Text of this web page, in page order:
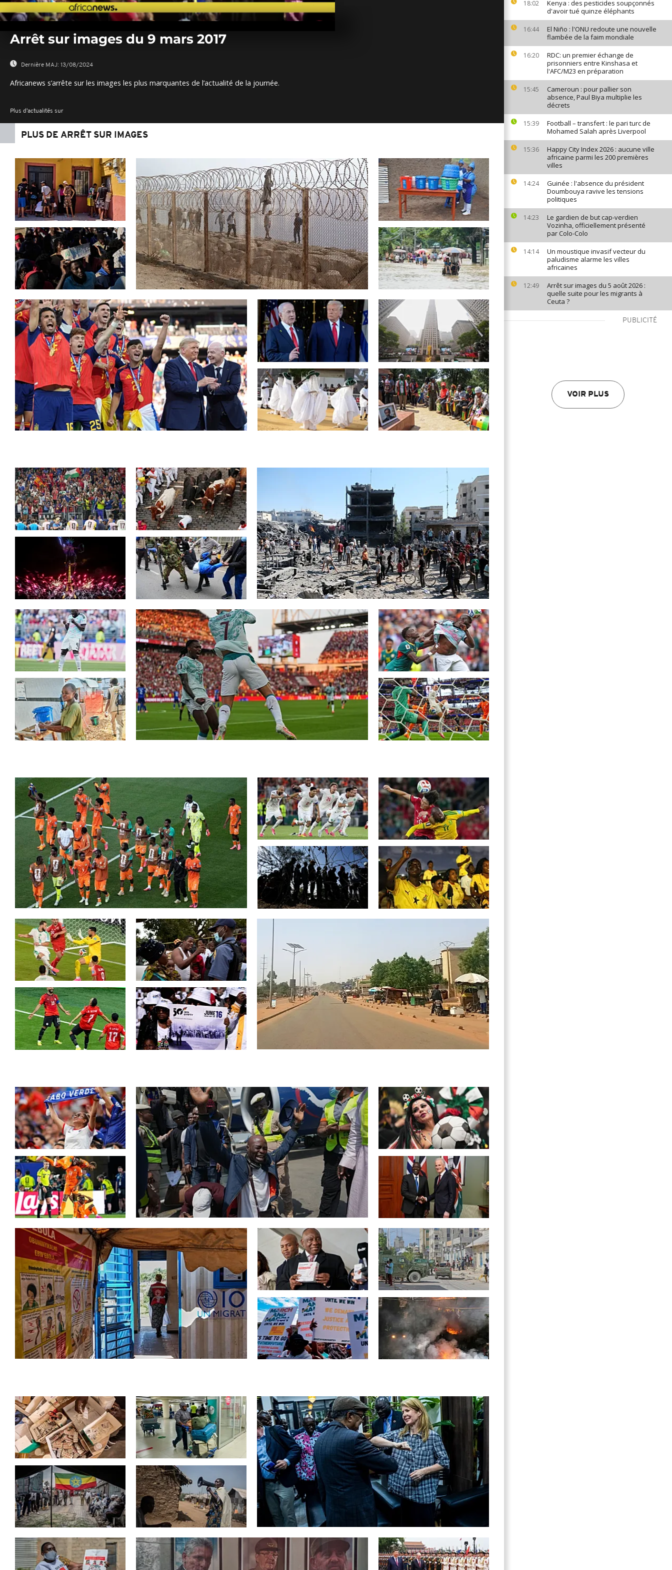
18:02
Kenya : des pesticides soupçonnés
d'avoir tué quinze éléphants
16:44
El Niño : l'ONU redoute une nouvelle
flambée de la faim mondiale
16:20
RDC: un premier échange de
prisonniers entre Kinshasa et
l'AFC/M23 en préparation
15:45
Cameroun : pour pallier son
absence, Paul Biya multiplie les
décrets
15:39
Football – transfert : le pari turc de
Mohamed Salah après Liverpool
15:36
Happy City Index 2026 : aucune ville
africaine parmi les 200 premières
villes
14:24
Guinée : l'absence du président
Doumbouya ravive les tensions
politiques
14:23
Le gardien de but cap-verdien
Vozinha, officiellement présenté
par Colo-Colo
14:14
Un moustique invasif vecteur du
paludisme alarme les villes
africaines
12:49
Arrêt sur images du 5 août 2026 :
quelle suite pour les migrants à
Ceuta ?
PUBLICITÉ
VOIR PLUS
seconds
0%
Arrêt sur images du 9 mars 2017
Dernière MAJ: 13/08/2024
Africanews s’arrête sur les images les plus marquantes de l’actualité de la journée.
Plus d'actualités sur
PLUS DE ARRÊT SUR IMAGES